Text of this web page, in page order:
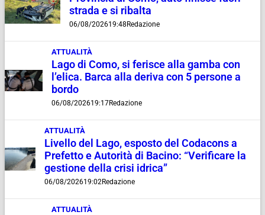
strada e si ribalta
06/08/202619:48 Redazione
ATTUALITÀ
Lago di Como, si ferisce alla gamba con
l’elica. Barca alla deriva con 5 persone a
bordo
06/08/202619:17Redazione
ATTUALITÀ
Livello del Lago, esposto del Codacons a
Prefetto e Autorità di Bacino: “Verificare la
gestione della crisi idrica”
06/08/202619:02Redazione
ATTUALITÀ